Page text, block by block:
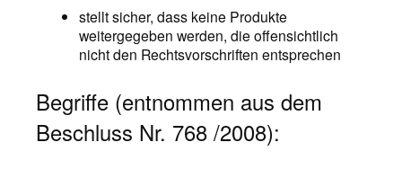
stellt sicher, dass keine Produkte
weitergegeben werden, die offensichtlich
nicht den Rechtsvorschriften entsprechen
Begriffe (entnommen aus dem
Beschluss Nr. 768 /2008):